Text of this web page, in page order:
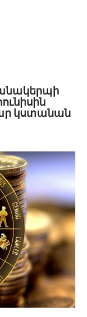
կստանան